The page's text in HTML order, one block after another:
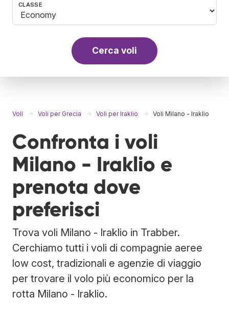
CLASSE
Cerca voli
Voli Voli per Grecia Voli per Iraklio Voli Milano - Iraklio
Confronta i voli
Milano - Iraklio e
prenota dove
preferisci
Trova voli Milano - Iraklio in Trabber.
Cerchiamo tutti i voli di compagnie aeree
low cost, tradizionali e agenzie di viaggio
per trovare il volo più economico per la
rotta Milano - Iraklio.